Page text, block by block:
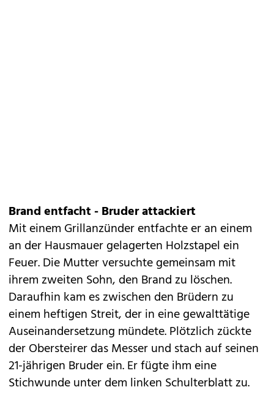
Brand entfacht - Bruder attackiert
Mit einem Grillanzünder entfachte er an einem
an der Hausmauer gelagerten Holzstapel ein
Feuer. Die Mutter versuchte gemeinsam mit
ihrem zweiten Sohn, den Brand zu löschen.
Daraufhin kam es zwischen den Brüdern zu
einem heftigen Streit, der in eine gewalttätige
Auseinandersetzung mündete. Plötzlich zückte
der Obersteirer das Messer und stach auf seinen
21-jährigen Bruder ein. Er fügte ihm eine
Stichwunde unter dem linken Schulterblatt zu.